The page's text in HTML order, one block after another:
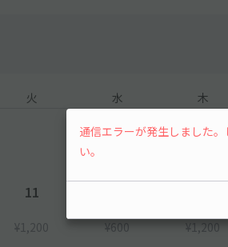
火 水 木
11
¥1,200 ¥600 ¥1,200
通信エラーが発生しました
い。